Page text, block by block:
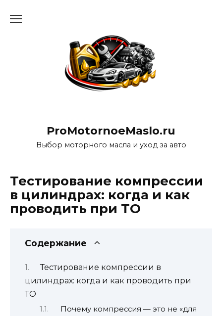
ProMotornoeMaslo.ru
Выбор моторного масла и уход за авто
Тестирование компрессии
в цилиндрах: когда и как
проводить при ТО
Содержание
Тестирование компрессии в
цилиндрах: когда и как проводить при
ТО
Почему компрессия — это не «для